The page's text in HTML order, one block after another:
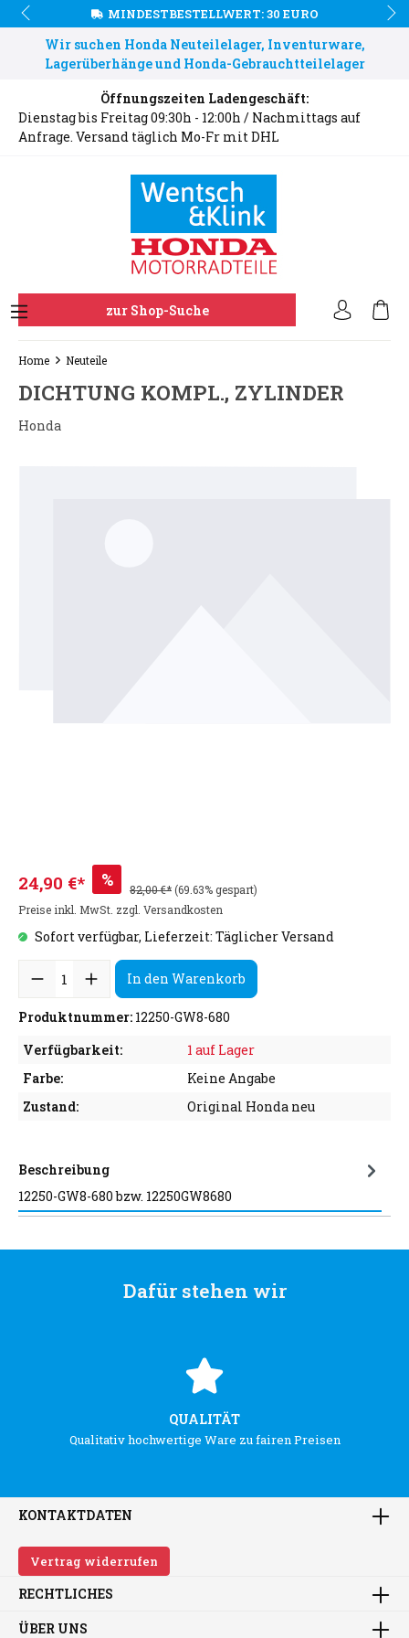
MINDESTBESTELLWERT: 30 EURO
Wir suchen Honda Neuteilelager, Inventurware,
Lagerüberhänge und Honda-Gebrauchtteilelager
Öffnungszeiten Ladengeschäft:
Dienstag bis Freitag 09:30h - 12:00h / Nachmittags auf
Anfrage. Versand täglich Mo-Fr mit DHL
zur Shop-Suche
Home Neuteile
DICHTUNG KOMPL., ZYLINDER
Honda
24,90 €* % 82,00 €*(69.63% gespart)
Preise inkl. MwSt. zzgl. Versandkosten
Sofort verfügbar, Lieferzeit: Täglicher Versand
In den Warenkorb
Produktnummer: 12250-GW8-680
Verfügbarkeit:
1 auf Lager
Farbe:
Keine Angabe
Zustand:
Original Honda neu
Beschreibung
12250-GW8-680 bzw. 12250GW8680
Dafür stehen wir
QUALITÄT
Qualitativ hochwertige Ware zu fairen Preisen
KONTAKTDATEN
Vertrag widerrufen
RECHTLICHES
ÜBER UNS